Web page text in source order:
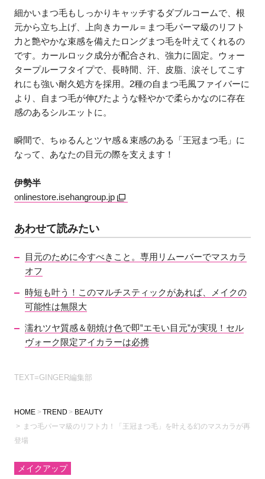
細かいまつ毛もしっかりキャッチするダブルコームで、根
元から立ち上げ、上向きカール＝まつ毛パーマ級のリフト
力と艶やかな束感を備えたロングまつ毛を叶えてくれるの
です。カールロック成分が配合され、強力に固定。ウォー
タープルーフタイプで、長時間、汗、皮脂、涙そしてこす
れにも強い耐久処方を採用。2種の自まつ毛風ファイバーに
より、自まつ毛が伸びたような軽やかで柔らかなのに存在
感のあるシルエットに。
瞬間で、ちゅるんとツヤ感＆束感のある「王冠まつ毛」に
なって、あなたの目元の際を支えます！
伊勢半
onlinestore.isehangroup.jp
あわせて読みたい
目元のために今すべきこと。専用リムーバーでマスカラ
オフ
時短も叶う！このマルチスティックがあれば、メイクの
可能性は無限大
濡れツヤ質感＆朝焼け色で即‟エモい目元”が実現！セル
ヴォーク限定アイカラーは必携
TEXT=GINGER編集部
HOME TREND
BEAUTY
まつ毛パーマ級のリフト力！「王冠まつ毛」を叶える幻のマスカラが再
登場
メイクアップ